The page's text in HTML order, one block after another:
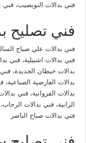
فني بدالات النويصيب، فني
فني تصليح
فني بدالات علي صباح
فني بدالات اشبيلية، فني
بدالات خيطان الجديدة،
بدالات العارضية
بدالات الفروانية، فني
الرابية، فني بدالات
فني بدالات صباح الناصر